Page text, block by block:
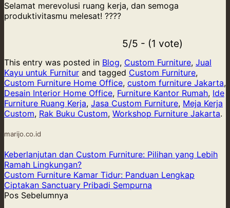
Selamat merevolusi ruang kerja, dan semoga
produktivitasmu melesat! ????
5/5 - (1 vote)
This entry was posted in Blog, Custom Furniture, Jual
Kayu untuk Furnitur and tagged Custom Furniture,
Custom Furniture Home Office, custom furniture Jakarta,
Desain Interior Home Office, Furniture Kantor Rumah, Ide
Furniture Ruang Kerja, Jasa Custom Furniture, Meja Kerja
Custom, Rak Buku Custom, Workshop Furniture Jakarta.
marijo.co.id
Keberlanjutan dan Custom Furniture: Pilihan yang Lebih
Ramah Lingkungan?
Custom Furniture Kamar Tidur: Panduan Lengkap
Ciptakan Sanctuary Pribadi Sempurna
Pos Sebelumnya